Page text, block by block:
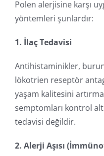
Polen alerjisine karşı
yöntemleri şunlardır:
1. İlaç Tedavisi
Antihistaminikler,
lökotrien reseptör
yaşam kalitesini
semptomları kontrol
tedavisi değildir.
2. Alerji Aşısı